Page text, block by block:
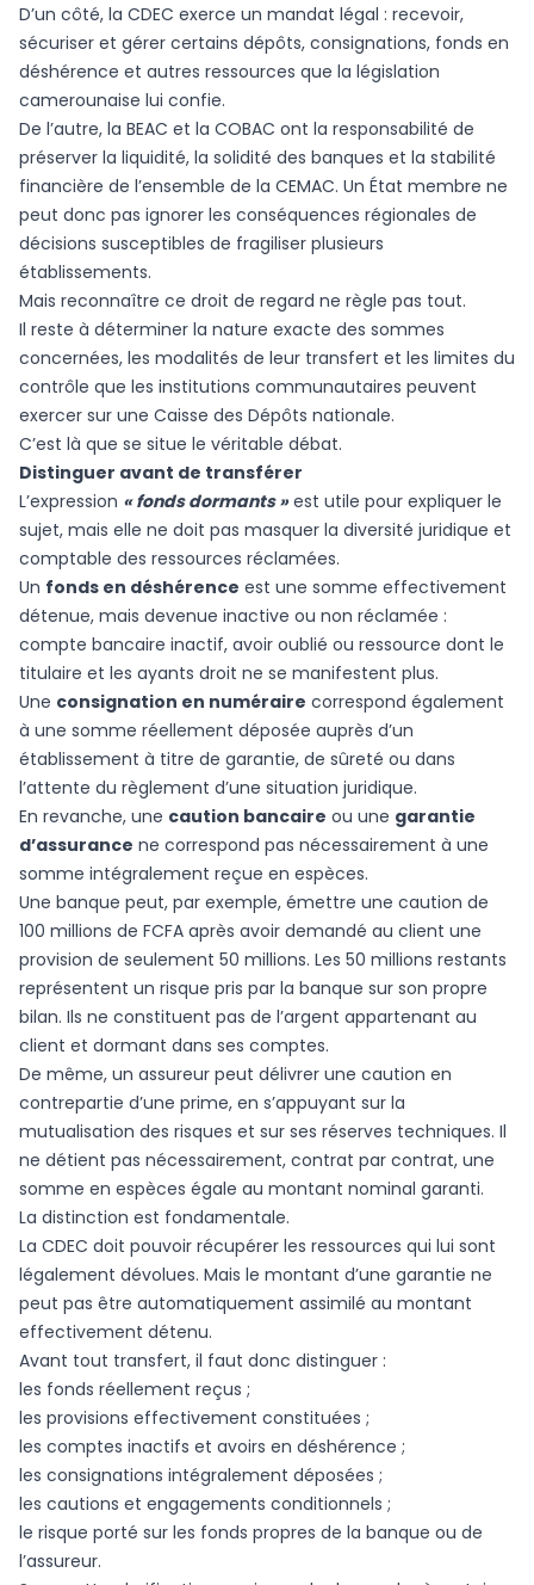
D’un côté, la CDEC exerce un mandat légal : recevoir,
sécuriser et gérer certains dépôts, consignations, fonds en
déshérence et autres ressources que la législation
camerounaise lui confie.
De l’autre, la BEAC et la COBAC ont la responsabilité de
préserver la liquidité, la solidité des banques et la stabilité
financière de l’ensemble de la CEMAC. Un État membre ne
peut donc pas ignorer les conséquences régionales de
décisions susceptibles de fragiliser plusieurs
établissements.
Mais reconnaître ce droit de regard ne règle pas tout.
Il reste à déterminer la nature exacte des sommes
concernées, les modalités de leur transfert et les limites du
contrôle que les institutions communautaires peuvent
exercer sur une Caisse des Dépôts nationale.
C’est là que se situe le véritable débat.
Distinguer avant de transférer
L’expression « fonds dormants »est utile pour expliquer le
sujet, mais elle ne doit pas masquer la diversité juridique et
comptable des ressources réclamées.
Un fonds en déshérence est une somme effectivement
détenue, mais devenue inactive ou non réclamée :
compte bancaire inactif, avoir oublié ou ressource dont le
titulaire et les ayants droit ne se manifestent plus.
Une consignation en numéraire correspond également
à une somme réellement déposée auprès d’un
établissement à titre de garantie, de sûreté ou dans
l’attente du règlement d’une situation juridique.
En revanche, une caution bancaire ou une garantie
d’assurance ne correspond pas nécessairement à une
somme intégralement reçue en espèces.
Une banque peut, par exemple, émettre une caution de
100 millions de FCFA après avoir demandé au client une
provision de seulement 50 millions. Les 50 millions restants
représentent un risque pris par la banque sur son propre
bilan. Ils ne constituent pas de l’argent appartenant au
client et dormant dans ses comptes.
De même, un assureur peut délivrer une caution en
contrepartie d’une prime, en s’appuyant sur la
mutualisation des risques et sur ses réserves techniques. Il
ne détient pas nécessairement, contrat par contrat, une
somme en espèces égale au montant nominal garanti.
La distinction est fondamentale.
La CDEC doit pouvoir récupérer les ressources qui lui sont
légalement dévolues. Mais le montant d’une garantie ne
peut pas être automatiquement assimilé au montant
effectivement détenu.
Avant tout transfert, il faut donc distinguer :
les fonds réellement reçus ;
les provisions effectivement constituées ;
les comptes inactifs et avoirs en déshérence ;
les consignations intégralement déposées ;
les cautions et engagements conditionnels ;
le risque porté sur les fonds propres de la banque ou de
l’assureur.